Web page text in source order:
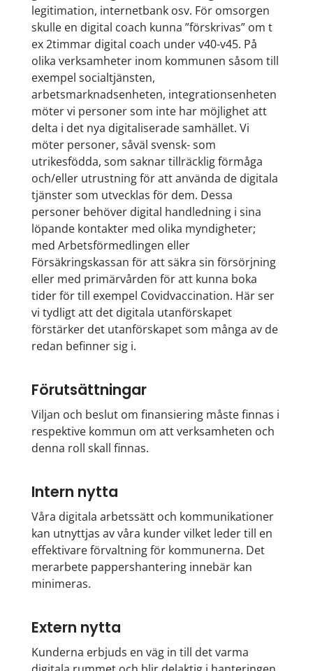
legitimation, internetbank osv. För omsorgen
skulle en digital coach kunna ”förskrivas” om t
ex 2timmar digital coach under v40-v45. På
olika verksamheter inom kommunen såsom till
exempel socialtjänsten,
arbetsmarknadsenheten, integrationsenheten
möter vi personer som inte har möjlighet att
delta i det nya digitaliserade samhället. Vi
möter personer, såväl svensk- som
utrikesfödda, som saknar tillräcklig förmåga
och/eller utrustning för att använda de digitala
tjänster som utvecklas för dem. Dessa
personer behöver digital handledning i sina
löpande kontakter med olika myndigheter;
med Arbetsförmedlingen eller
Försäkringskassan för att säkra sin försörjning
eller med primärvården för att kunna boka
tider för till exempel Covidvaccination. Här ser
vi tydligt att det digitala utanförskapet
förstärker det utanförskapet som många av de
redan befinner sig i.
Förutsättningar
Viljan och beslut om finansiering måste finnas i
respektive kommun om att verksamheten och
denna roll skall finnas.
Intern nytta
Våra digitala arbetssätt och kommunikationer
kan utnyttjas av våra kunder vilket leder till en
effektivare förvaltning för kommunerna. Det
merarbete pappershantering innebär kan
minimeras.
Extern nytta
Kunderna erbjuds en väg in till det varma